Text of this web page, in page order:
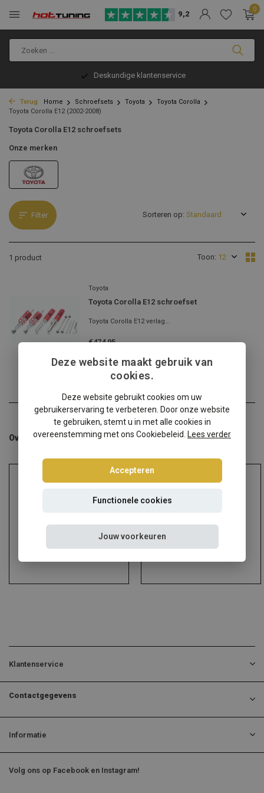
9,2
0
Deskundige klantenservice
Terug Home Schroefsets Toyota
Toyota Corolla
Toyota Corolla E12 (2002-2008)
Toyota Corolla E12 schroefsets
Onze merken
Filter
1 product Toon:
Sorteren op:
Toyota
Toyota Corolla E12 schroefset
Toyota Corolla E12 verlag...
€474,95
Overige categorieën in Schroefsets
Audi Alfa Romeo
Klantenservice
Contactgegevens
Informatie
Volg ons op Facebook en Instagram!
Deze website maakt gebruik van
cookies.
Deze website gebruikt cookies om uw
gebruikerservaring te verbeteren. Door onze website
te gebruiken, stemt u in met alle cookies in
overeenstemming met ons Cookiebeleid.
Lees verder
Accepteren
Functionele cookies
Jouw voorkeuren